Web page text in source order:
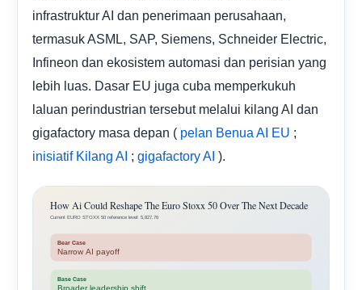
infrastruktur AI dan penerimaan perusahaan,
termasuk ASML, SAP, Siemens, Schneider Electric,
Infineon dan ekosistem automasi dan perisian yang
lebih luas. Dasar EU juga cuba memperkukuh
laluan perindustrian tersebut melalui kilang AI dan
gigafactory masa depan ( pelan Benua AI EU ;
inisiatif Kilang AI ; gigafactory AI ).